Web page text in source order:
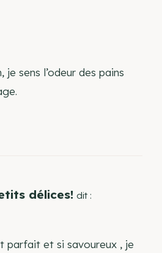
je sens l’odeur des pains
délices! dit :
parfait et si savoureux , je